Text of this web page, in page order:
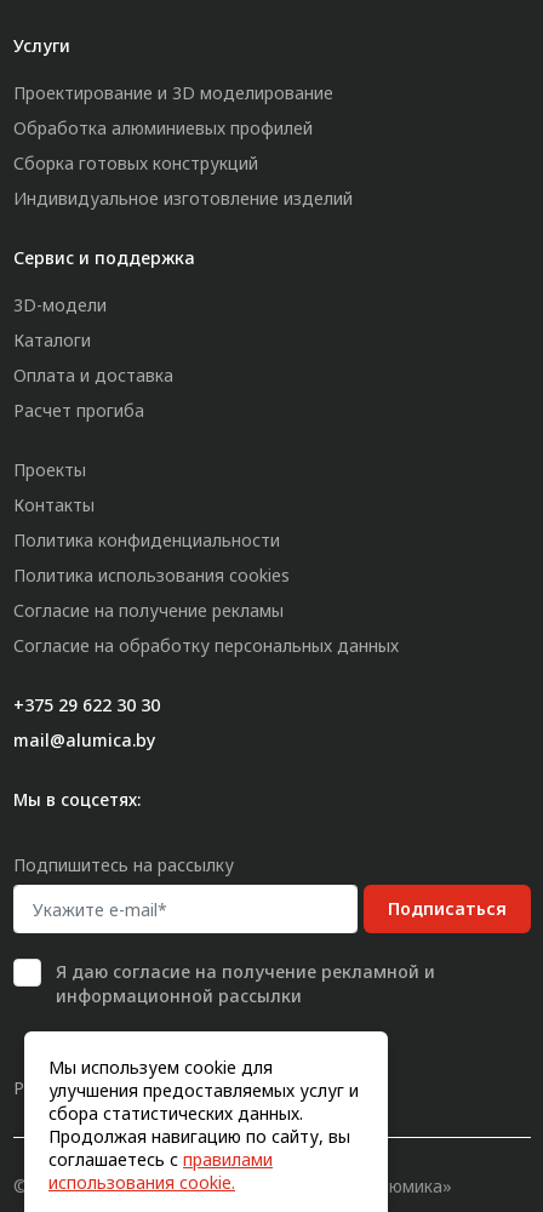
Мы используем cookie для
улучшения предоставляемых услуг и
сбора статистических данных.
Продолжая навигацию по сайту, вы
соглашаетесь с правилами
использования cookie.
Услуги
Проектирование и 3D моделирование
Обработка алюминиевых профилей
Сборка готовых конструкций
Индивидуальное изготовление изделий
Сервис и поддержка
3D-модели
Каталоги
Оплата и доставка
Расчет прогиба
Проекты
Контакты
Политика конфиденциальности
Политика использования cookies
Согласие на получение рекламы
Согласие на обработку персональных данных
+375 29 622 30 30
mail@alumica.by
Мы в соцсетях:
Подпишитесь на рассылку
Подписаться
Я даю согласиена получение рекламной и
информационной рассылки
Разработка сайта
© 2011-2026, Конструкционный профиль «Алюмика»